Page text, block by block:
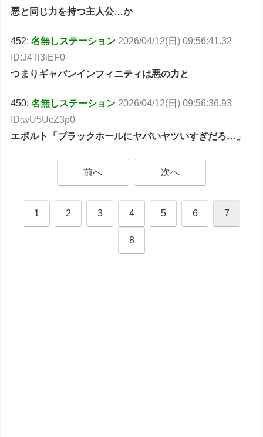
悪と同じ力を持つ主人公…か
452:名無しステーション 2026/04/12(日) 09:56:41.32
ID:J4Ti3iEF0
つまりギャバンインフィニティは悪の力と
450:名無しステーション 2026/04/12(日) 09:56:36.93
ID:wU5UcZ3p0
エボルト「ブラックホールにヤバいヤツいすぎだろ…」
前へ 次へ
1 2 3 4 5 6 7
8